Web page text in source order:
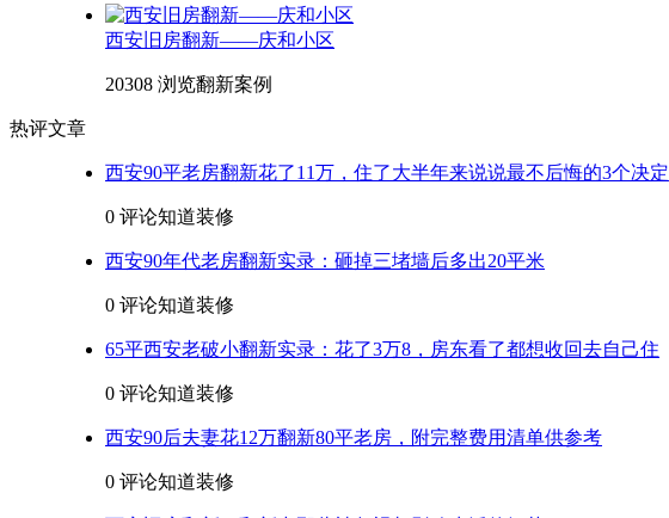
西安旧房翻新——庆和小区
20308 浏览翻新案例
热评文章
西安90平老房翻新花了11万，住了大半年来说说最不后悔的3个决定
0 评论知道装修
西安90年代老房翻新实录：砸掉三堵墙后多出20平米
0 评论知道装修
65平西安老破小翻新实录：花了3万8，房东看了都想收回去自己住
0 评论知道装修
西安90后夫妻花12万翻新80平老房，附完整费用清单供参考
0 评论知道装修